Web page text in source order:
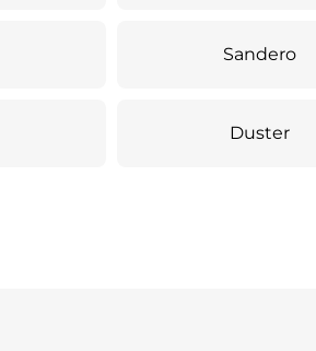
Sandero
Duster